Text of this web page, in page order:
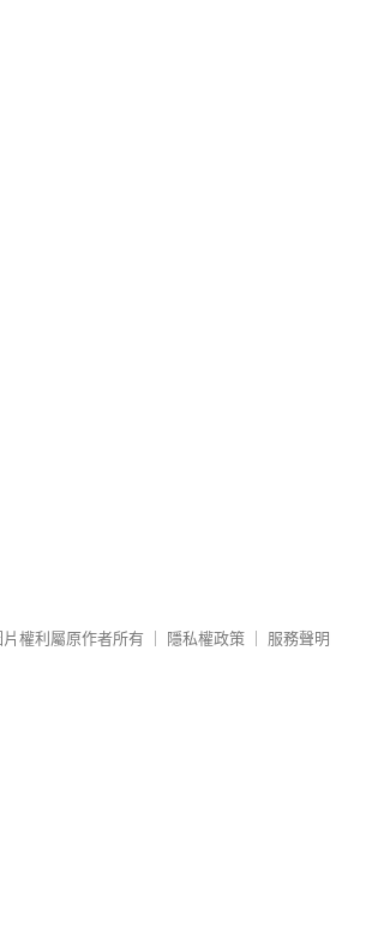
權利屬原作者所有 隱私權政策 服務聲明